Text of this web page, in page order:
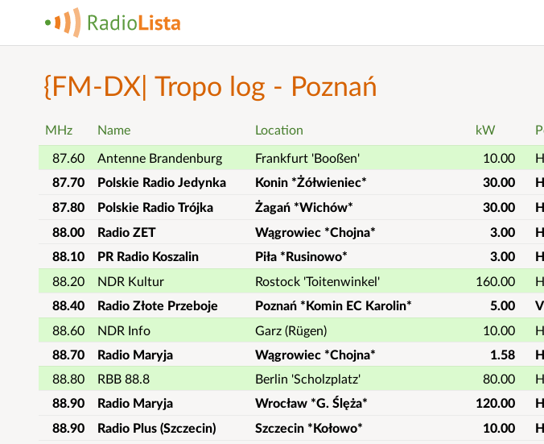
{FM-DX| Tropo log - Poznań
MHz Name Location kW
87.60
Antenne Brandenburg Frankfurt 'Booßen' 10.00 H
87.70
Polskie Radio Jedynka Konin *Żółwieniec* 30.00 H
87.80
Polskie Radio Trójka Żagań *Wichów* 30.00 H
88.00
Radio ZET Wągrowiec *Chojna* 3.00 H
88.10
PR Radio Koszalin Piła *Rusinowo* 3.00 H
88.20
NDR Kultur Rostock 'Toitenwinkel' 160.00 H
88.40
Radio Złote Przeboje Poznań *Komin EC Karolin* 5.00 V
88.60
NDR Info Garz (Rügen) 10.00 H
88.70
Radio Maryja Wągrowiec *Chojna* 1.58 H
88.80
RBB 88.8 Berlin 'Scholzplatz' 80.00 H
88.90
Radio Maryja Wrocław *G. Ślęża* 120.00 H
88.90
Radio Plus (Szczecin) Szczecin *Kołowo* 10.00 H